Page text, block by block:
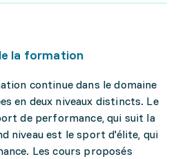
la formation
continue dans le domaine
en deux niveaux distincts. Le
de performance, qui suit la
niveau est le sport d'élite, qui
Les cours proposés